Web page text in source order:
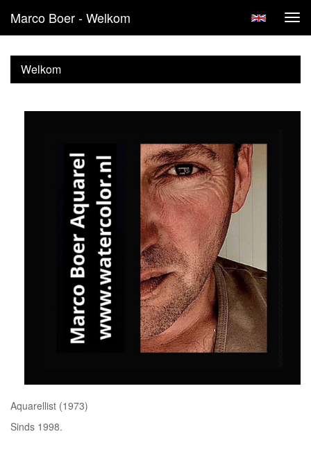
Marco Boer - Welkom
Welkom
Aquarellist (1973)
Sinds 1998.